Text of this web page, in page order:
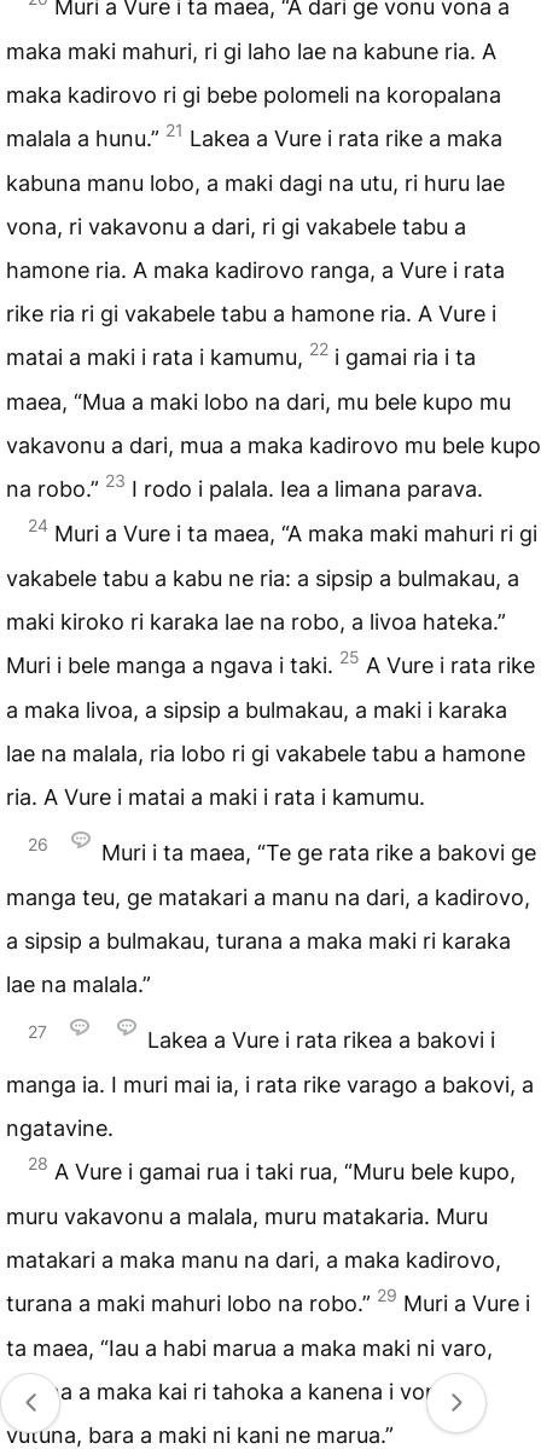
Muri a Vure i ta maea, “A dari ge vonu vona a
maka maki mahuri, ri gi laho lae na kabune ria. A
maka kadirovo ri gi bebe polomeli na koropalana
malala a hunu.” 21 Lakea a Vure i rata rike a maka
kabuna manu lobo, a maki dagi na utu, ri huru lae
vona, ri vakavonu a dari, ri gi vakabele tabu a
hamone ria. A maka kadirovo ranga, a Vure i rata
rike ria ri gi vakabele tabu a hamone ria. A Vure i
matai a maki i rata i kamumu, 22 i gamai ria i ta
maea, “Mua a maki lobo na dari, mu bele kupo mu
vakavonu a dari, mua a maka kadirovo mu bele kupo
na robo.” 23 I rodo i palala. Iea a limana parava.
24 Muri a Vure i ta maea, “A maka maki mahuri ri gi
vakabele tabu a kabu ne ria: a sipsip a bulmakau, a
maki kiroko ri karaka lae na robo, a livoa hateka.”
Muri i bele manga a ngava i taki. 25 A Vure i rata rike
a maka livoa, a sipsip a bulmakau, a maki i karaka
lae na malala, ria lobo ri gi vakabele tabu a hamone
ria. A Vure i matai a maki i rata i kamumu.
26
Muri i ta maea, “Te ge rata rike a bakovi ge
manga teu, ge matakari a manu na dari, a kadirovo,
a sipsip a bulmakau, turana a maka maki ri karaka
lae na malala.”
27
Lakea a Vure i rata rikea a bakovi i
manga ia. I muri mai ia, i rata rike varago a bakovi, a
ngatavine.
28 A Vure i gamai rua i taki rua, “Muru bele kupo,
muru vakavonu a malala, muru matakaria. Muru
matakari a maka manu na dari, a maka kadirovo,
turana a maki mahuri lobo na robo.” 29 Muri a Vure i
ta maea, “Iau a habi marua a maka maki ni varo,
turana a maka kai ri tahoka a kanena i vona a
vutuna, bara a maki ni kani ne marua.”